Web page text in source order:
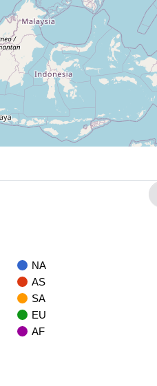
NA
AS
SA
EU
AF